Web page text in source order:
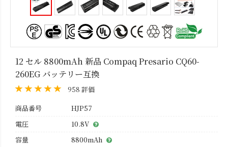
12 セル 8800mAh 新品 Compaq Presario CQ60-
260EG バッテリー互換
958 評価
商品番号
HJP57
電圧
10.8V
容量
8800mAh